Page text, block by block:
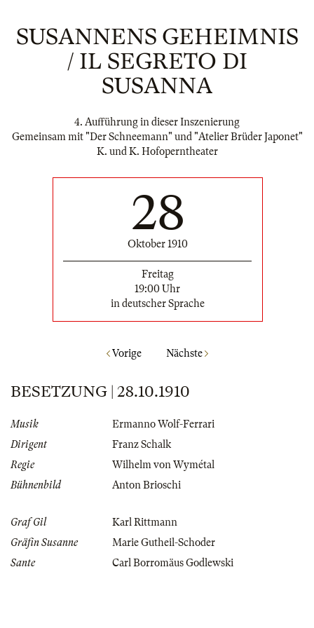
SUSANNENS GEHEIMNIS
/ IL SEGRETO DI
SUSANNA
4. Aufführung in dieser Inszenierung
Gemeinsam mit "Der Schneemann" und "Atelier Brüder Japonet"
K. und K. Hofoperntheater
28
Oktober 1910
Freitag
19:00 Uhr
in deutscher Sprache
Vorige Nächste
BESETZUNG | 28.10.1910
Musik
Ermanno Wolf-Ferrari
Dirigent
Franz Schalk
Regie
Wilhelm von Wymétal
Bühnenbild
Anton Brioschi
Graf Gil
Karl Rittmann
Gräfin Susanne
Marie Gutheil-Schoder
Sante
Carl Borromäus Godlewski